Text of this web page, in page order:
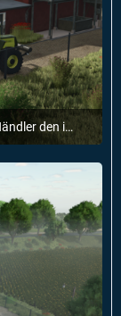
Hier einmal Gebäude Verkaufstellen und der Händler den ich Freundlicherweise benutzen darf danke nochmal dafür :)